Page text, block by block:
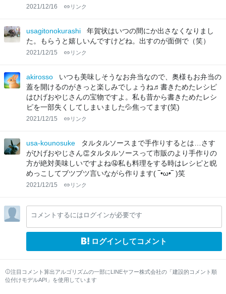
2021/12/16 リンク
usagitonokurashi
年賀状はいつの間にか出さなくなりまし
た。もらうと嬉しいんですけどね。出すのが面倒で（笑）
2021/12/15 リンク
akirosso
いつも美味しそうなお弁当なので、奥様もお弁当の
蓋を開けるのがきっと楽しみでしょうね♬書きためたレシピ
はひげおやじさんの宝物ですよ。私も昔から書きためたレシ
ピを一部失くしてしまいました💦焦ってます(笑)
2021/12/15 リンク
usa-kounosuke
タルタルソースまで手作りするとは…さす
がひげおやじさん👏タルタルソースって市販のより手作りの
方が絶対美味しいですよね🤤私も料理をする時はレシピと睨
めっこしてブツブツ言いながら作ります( ‾•ω•‾ )笑
2021/12/15 リンク
コメントするにはログインが必要です
ログインしてコメント
注目コメント算出アルゴリズムの一部にLINEヤフー株式会社の「建設的コメント順
位付けモデルAPI」を使用しています